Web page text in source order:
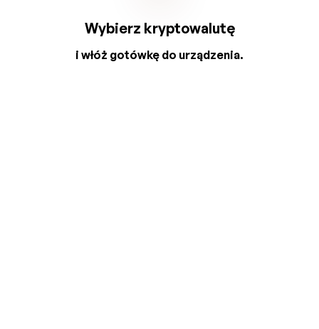
Wybierz kryptowalutę
i włóż gotówkę do urządzenia.